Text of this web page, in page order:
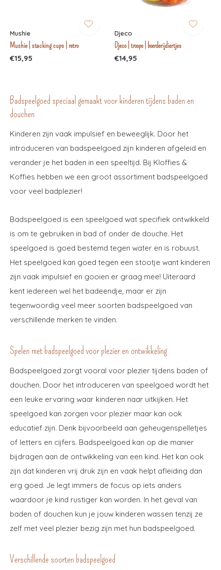
Mushie
Mushie | stacking cups | retro
€15,95
Djeco
Djeco | troopo | boerderijdiertjes
€14,95
Badspeelgoed speciaal gemaakt voor kinderen tijdens baden en
douchen
Kinderen zijn vaak impulsief en beweeglijk. Door het
introduceren van badspeelgoed zijn kinderen afgeleid en
verander je het baden in een speeltijd. Bij Kloffies &
Koffies hebben we een groot assortiment badspeelgoed
voor veel badplezier!
Badspeelgoed is een speelgoed wat specifiek ontwikkeld
is om te gebruiken in bad of onder de douche. Het
speelgoed is goed bestemd tegen water en is robuust.
Het speelgoed kan goed tegen een stootje want kinderen
zijn vaak impulsief en gooien er graag mee! Uiteraard
kent iedereen wel het badeendje, maar er zijn
tegenwoordig veel meer soorten badspeelgoed van
verschillende merken te vinden.
Spelen met badspeelgoed voor plezier en ontwikkeling
Badspeelgoed zorgt vooral voor plezier tijdens baden of
douchen. Door het introduceren van speelgoed wordt het
een leuke ervaring waar kinderen naar uitkijken. Het
speelgoed kan zorgen voor plezier maar kan ook
educatief zijn. Denk bijvoorbeeld aan geheugenspelletjes
of letters en cijfers. Badspeelgoed kan op die manier
bijdragen aan de ontwikkeling van een kind. Het kan ook
zijn dat kinderen vrij druk zijn en vaak helpt afleiding dan
erg goed. Je legt immers de focus op iets anders
waardoor je kind rustiger kan worden. In het geval van
baden of douchen kun je jouw kinderen wassen tenzij ze
zelf met veel plezier bezig zijn met hun badspeelgoed.
Verschillende soorten badspeelgoed